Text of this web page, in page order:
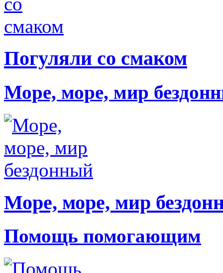
Погуляли со смаком
Море, море, мир
Море, море, мир
Помощь помогающим